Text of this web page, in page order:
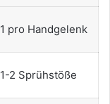
1 pro Handgelenk
1-2 Sprühstöße